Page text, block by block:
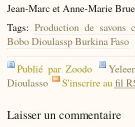
Jean-Marc et Anne-Marie
Tags: Production de savons
Bobo Dioulassp Burkina Faso
Publié par Zoodo
Dioulasso
S'inscrire aufil
Laisser un commentaire